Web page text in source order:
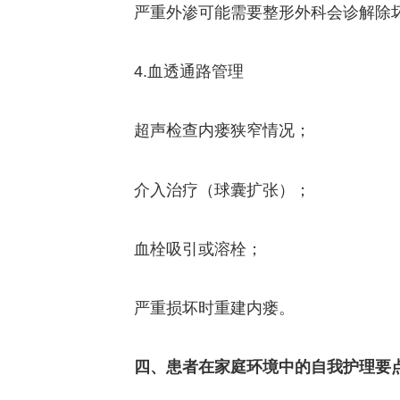
严重外渗可能需要整形外科会诊解除
4.血透通路管理
超声检查内瘘狭窄情况；
介入治疗（球囊扩张）；
血栓吸引或溶栓；
严重损坏时重建内瘘。
四、患者在家庭环境中的自我护理要